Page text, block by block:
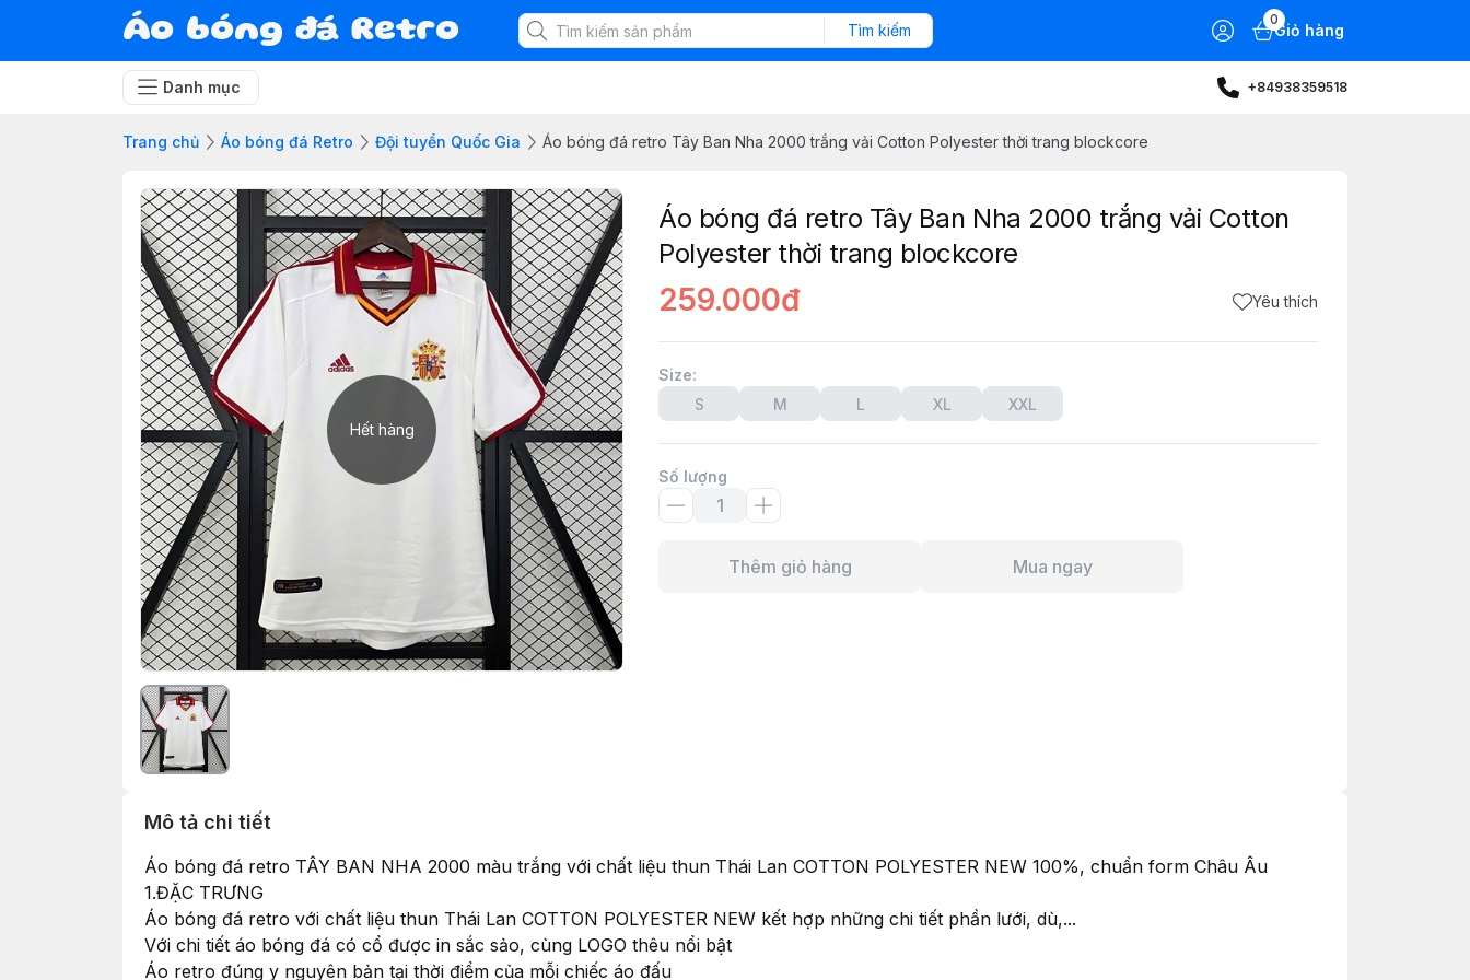
Áo bóng đá Retro Tìm kiếm
0
Giỏ hàng
Danh mục +84938359518
Trang chủ Áo bóng đá Retro Đội tuyển Quốc Gia Áo bóng đá retro Tây Ban Nha 2000 trắng vải Cotton Polyester thời trang blockcore
Hết hàng
Áo bóng đá retro Tây Ban Nha 2000 trắng vải Cotton
Polyester thời trang blockcore
259.000đ Yêu thích
Size:
S
M L XL XXL
Số lượng
Thêm giỏ hàng Mua ngay
Mô tả chi tiết
Áo bóng đá retro TÂY BAN NHA 2000 màu trắng với chất liệu thun Thái Lan COTTON POLYESTER NEW 100%, chuẩn form Châu Âu
1.ĐẶC TRƯNG
Áo bóng đá retro với chất liệu thun Thái Lan COTTON POLYESTER NEW kết hợp những chi tiết phần lưới, dù,...
Với chi tiết áo bóng đá có cổ được in sắc sảo, cùng LOGO thêu nổi bật
Áo retro đúng y nguyên bản tại thời điểm của mỗi chiếc áo đấu